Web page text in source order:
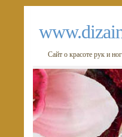
Сайт о красоте рук и